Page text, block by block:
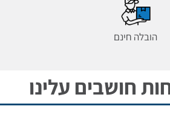
הובלה חינם
חושבים עלינו